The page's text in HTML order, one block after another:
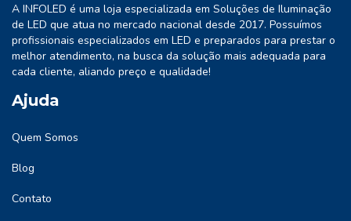
A INFOLED é uma loja especializada em Soluções de Iluminação
de LED que atua no mercado nacional desde 2017. Possuímos
profissionais especializados em LED e preparados para prestar o
melhor atendimento, na busca da solução mais adequada para
cada cliente, aliando preço e qualidade!
Ajuda
Quem Somos
Blog
Contato